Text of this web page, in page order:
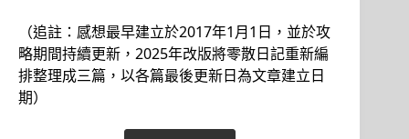
（追註：感想最早建立於2017年1月1日，並於攻
略期間持續更新，2025年改版將零散日記重新編
排整理成三篇，以各篇最後更新日為文章建立日
期）